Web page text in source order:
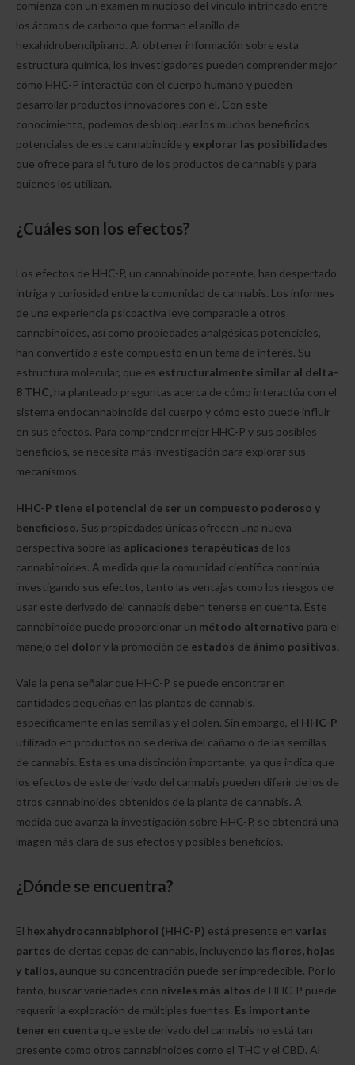
comienza con un examen minucioso del vínculo intrincado entre
los átomos de carbono que forman el anillo de
hexahidrobencilpirano. Al obtener información sobre esta
estructura química, los investigadores pueden comprender mejor
cómo HHC-P interactúa con el cuerpo humano y pueden
desarrollar productos innovadores con él. Con este
conocimiento, podemos desbloquear los muchos beneficios
potenciales de este cannabinoide y explorar las posibilidades
que ofrece para el futuro de los productos de cannabis y para
quienes los utilizan.
¿Cuáles son los efectos?
Los efectos de HHC-P, un cannabinoide potente, han despertado
intriga y curiosidad entre la comunidad de cannabis. Los informes
de una experiencia psicoactiva leve comparable a otros
cannabinoides, así como propiedades analgésicas potenciales,
han convertido a este compuesto en un tema de interés. Su
estructura molecular, que es estructuralmente similar al delta-
8 THC, ha planteado preguntas acerca de cómo interactúa con el
sistema endocannabinoide del cuerpo y cómo esto puede influir
en sus efectos. Para comprender mejor HHC-P y sus posibles
beneficios, se necesita más investigación para explorar sus
mecanismos.
HHC-P tiene el potencial de ser un compuesto poderoso y
beneficioso. Sus propiedades únicas ofrecen una nueva
perspectiva sobre las aplicaciones terapéuticas de los
cannabinoides. A medida que la comunidad científica continúa
investigando sus efectos, tanto las ventajas como los riesgos de
usar este derivado del cannabis deben tenerse en cuenta. Este
cannabinoide puede proporcionar un método alternativo para el
manejo del dolor y la promoción de estados de ánimo positivos.
Vale la pena señalar que HHC-P se puede encontrar en
cantidades pequeñas en las plantas de cannabis,
específicamente en las semillas y el polen. Sin embargo, el HHC-P
utilizado en productos no se deriva del cáñamo o de las semillas
de cannabis. Esta es una distinción importante, ya que indica que
los efectos de este derivado del cannabis pueden diferir de los de
otros cannabinoides obtenidos de la planta de cannabis. A
medida que avanza la investigación sobre HHC-P, se obtendrá una
imagen más clara de sus efectos y posibles beneficios.
¿Dónde se encuentra?
El hexahydrocannabiphorol (HHC-P) está presente en varias
partes de ciertas cepas de cannabis, incluyendo las flores, hojas
y tallos,aunque su concentración puede ser impredecible. Por lo
tanto, buscar variedades con niveles más altos de HHC-P puede
requerir la exploración de múltiples fuentes. Es importante
tener en cuenta que este derivado del cannabis no está tan
presente como otros cannabinoides como el THC y el CBD. Al